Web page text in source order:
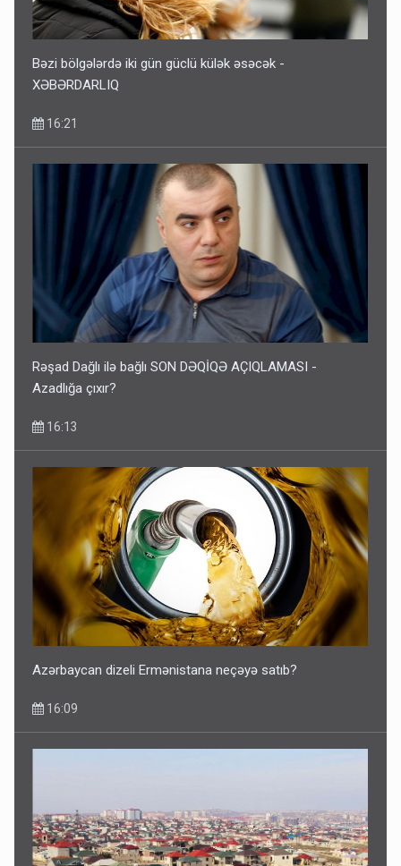
Bəzi bölgələrdə iki gün güclü külək əsəcək -
XƏBƏRDARLIQ
16:21
Rəşad Dağlı ilə bağlı SON DƏQİQƏ AÇIQLAMASI -
Azadlığa çıxır?
16:13
Azərbaycan dizeli Ermənistana neçəyə satıb?
16:09